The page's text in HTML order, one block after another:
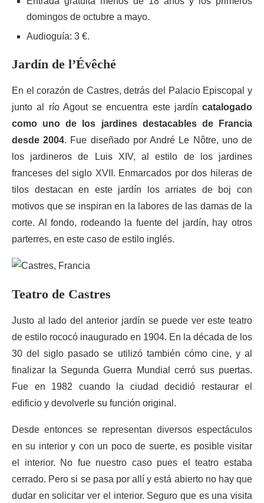
domingos de octubre a mayo.
Audioguía: 3 €.
Jardín de l’Évêché
En el corazón de Castres, detrás del Palacio Episcopal y
junto al río Agout se encuentra este jardín catalogado
como uno de los jardines destacables de Francia
desde 2004. Fue diseñado por André Le Nôtre, uno de
los jardineros de Luis XIV, al estilo de los jardines
franceses del siglo XVII. Enmarcados por dos hileras de
tilos destacan en este jardín los arriates de boj con
motivos que se inspiran en la labores de las damas de la
corte. Al fondo, rodeando la fuente del jardín, hay otros
parterres, en este caso de estilo inglés.
Teatro de Castres
Justo al lado del anterior jardín se puede ver este teatro
de estilo rococó inaugurado en 1904. En la década de los
30 del siglo pasado se utilizó también cómo cine, y al
finalizar la Segunda Guerra Mundial cerró sus puertas.
Fue en 1982 cuando la ciudad decidió restaurar el
edificio y devolverle su función original.
Desde entonces se representan diversos espectáculos
en su interior y con un poco de suerte, es posible visitar
el interior. No fue nuestro caso pues el teatro estaba
cerrado. Pero si se pasa por allí y está abierto no hay que
dudar en solicitar ver el interior. Seguro que es una visita